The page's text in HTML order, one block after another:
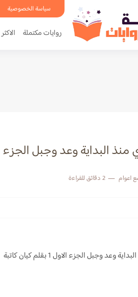
سياسة الخصوصية
روايات مكتملة
البداية وعد وجبل الجزء الاول 1 بقلم
اعوام 2 دقائق للقراءة
وعد وجبل الجزء الاول 1 بقلم كيان كاتبة